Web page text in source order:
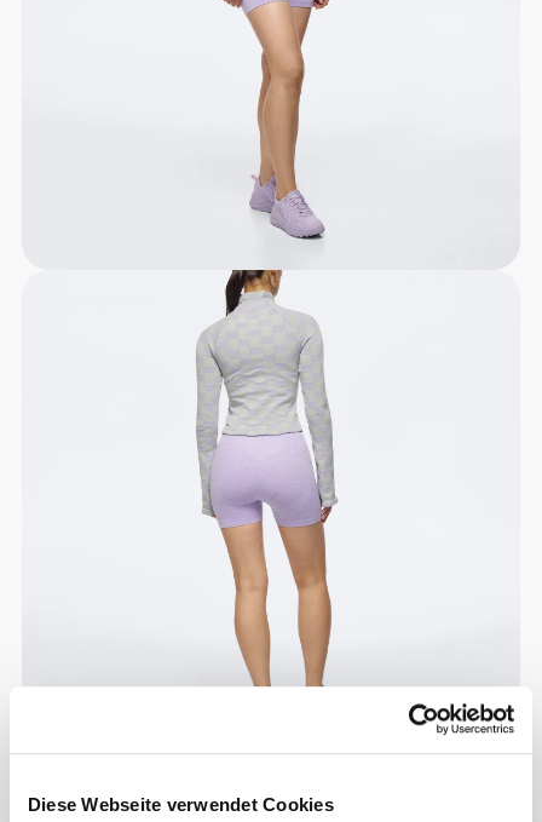
Diese Webseite verwendet Cookies